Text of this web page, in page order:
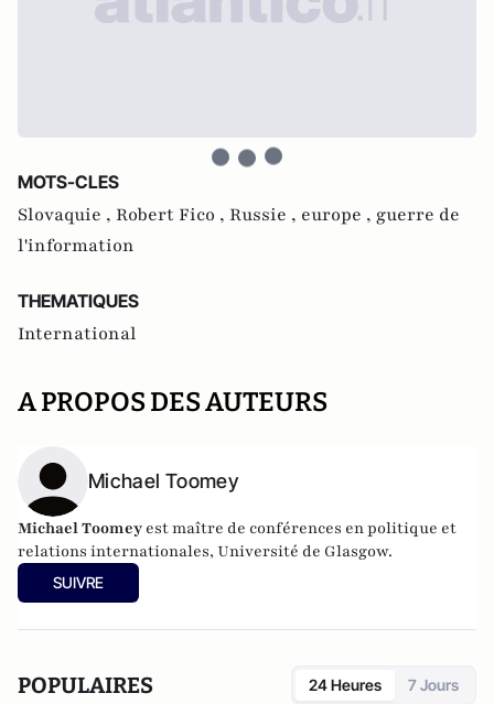
MOTS-CLES
Slovaquie , Robert Fico , Russie , europe , guerre de
l'information
THEMATIQUES
International
A PROPOS DES AUTEURS
Michael Toomey
Michael Toomey est maître de conférences en politique et
relations internationales, Université de Glasgow.
SUIVRE
POPULAIRES 24 Heures 7 Jours